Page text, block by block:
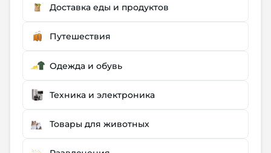
Доставка еды и продуктов
Путешествия
Одежда и обувь
Техника и электроника
Товары для животных